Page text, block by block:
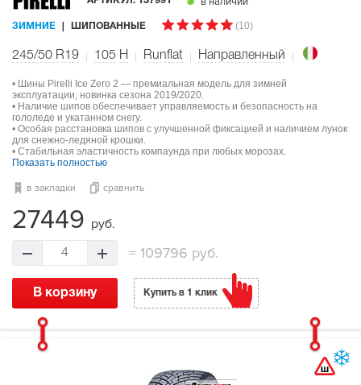
ЗИМНИЕ ШИПОВАННЫЕ (10)
245/50 R19 105 H Runflat Направленный
• Шины Pirelli Ice Zero 2 — премиальная модель для зимней
эксплуатации, новинка сезона 2019/2020.
• Наличие шипов обеспечивает управляемость и безопасность на
гололеде и укатанном снегу.
• Особая расстановка шипов с улучшенной фиксацией и наличием лунок
для снежно-ледяной крошки.
• Стабильная эластичность компаунда при любых морозах.
Показать полностью
в закладки сравнить
27449 руб.
4 = 109796 руб.
В корзину Купить в 1 клик